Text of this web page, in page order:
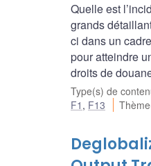
Quelle est
grands
ci dans un
pour atteindre
droits de
Type(s) de
F1 , F13